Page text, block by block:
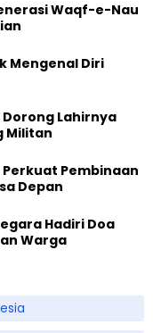
Waqf-e-Nau
Mengenal Diri
Lahirnya
Militan
Pembinaan
Depan
Hadiri Doa
Warga